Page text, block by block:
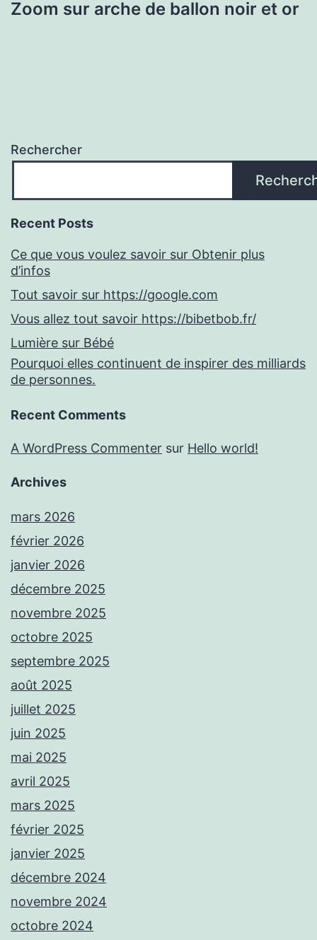
Zoom sur arche de ballon noir et or
Rechercher
Recent Posts
Ce que vous voulez savoir sur Obtenir plus
d’infos
Tout savoir sur https://google.com
Vous allez tout savoir https://bibetbob.fr/
Lumière sur Bébé
Pourquoi elles continuent de inspirer des milliards
de personnes.
Recent Comments
A WordPress Commenter sur Hello world!
Archives
mars 2026
février 2026
janvier 2026
décembre 2025
novembre 2025
octobre 2025
septembre 2025
août 2025
juillet 2025
juin 2025
mai 2025
avril 2025
mars 2025
février 2025
janvier 2025
décembre 2024
novembre 2024
octobre 2024